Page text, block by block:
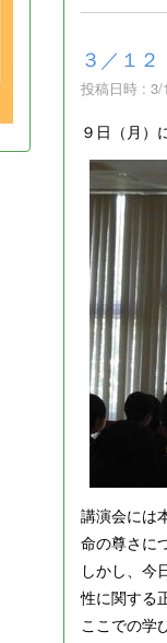
３／１
投稿日時 : 3/
９日（月）
講演会には
命の尊さに
しかし、今
性に関する
ここでの学